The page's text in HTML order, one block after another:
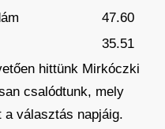
47.60
35.51
hittünk Mirkóczki
csalódtunk, mely
választás napjáig.